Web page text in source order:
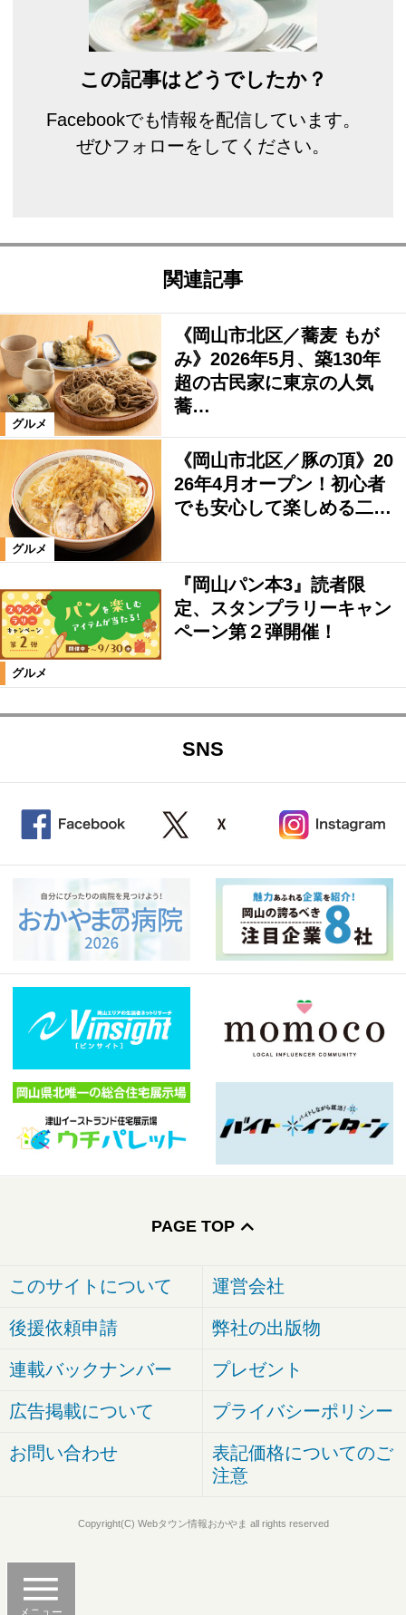
この記事はどうでしたか？
Facebookでも情報を配信しています。
ぜひフォローをしてください。
関連記事
グルメ
《岡山市北区／蕎麦 もが
み》2026年5月、築130年
超の古民家に東京の人気
蕎…
グルメ
《岡山市北区／豚の頂》20
26年4月オープン！初心者
でも安心して楽しめる二…
グルメ
『岡山パン本3』読者限
定、スタンプラリーキャン
ペーン第２弾開催！
SNS
PAGE TOP
このサイトについて 運営会社
後援依頼申請 弊社の出版物
連載バックナンバー プレゼント
広告掲載について プライバシーポリシー
お問い合わせ
表記価格についてのご
注意
Copyright(C) Webタウン情報おかやま all rights reserved